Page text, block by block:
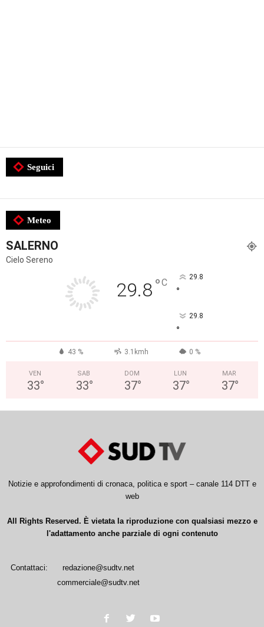
Seguici
Meteo
SALERNO
Cielo Sereno
29.8°C 29.8
°
29.8
°
43 % 3.1kmh 0 %
VEN
33°
SAB
33°
DOM
37°
LUN
37°
MAR
37°
Notizie e approfondimenti di cronaca, politica e sport – canale 114 DTT e
web
All Rights Reserved. È vietata la riproduzione con qualsiasi mezzo e
l'adattamento anche parziale di ogni contenuto
Contattaci:
redazione@sudtv.net
commerciale@sudtv.net